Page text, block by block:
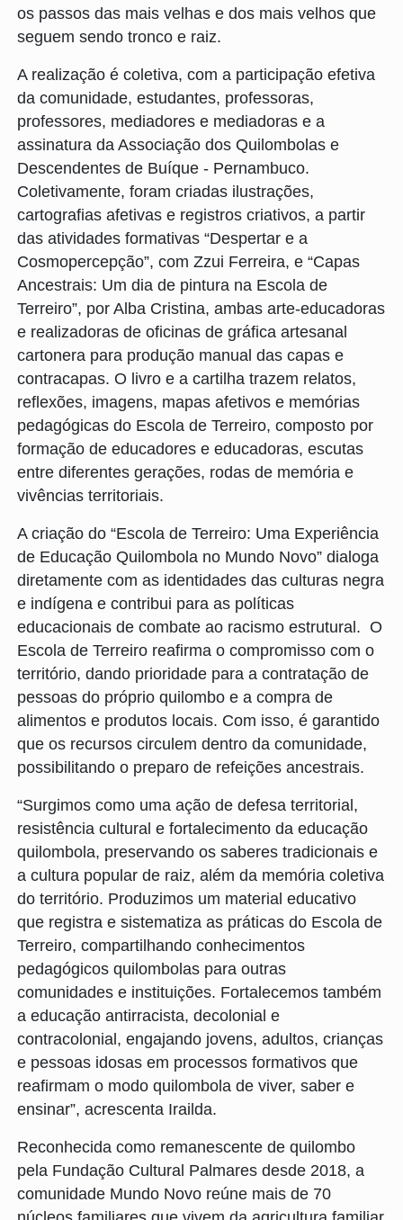
os passos das mais velhas e dos mais velhos que
seguem sendo tronco e raiz.
A realização é coletiva, com a participação efetiva
da comunidade, estudantes, professoras,
professores, mediadores e mediadoras e a
assinatura da Associação dos Quilombolas e
Descendentes de Buíque - Pernambuco.
Coletivamente, foram criadas ilustrações,
cartografias afetivas e registros criativos, a partir
das atividades formativas “Despertar e a
Cosmopercepção”, com Zzui Ferreira, e “Capas
Ancestrais: Um dia de pintura na Escola de
Terreiro”, por Alba Cristina, ambas arte-educadoras
e realizadoras de oficinas de gráfica artesanal
cartonera para produção manual das capas e
contracapas. O livro e a cartilha trazem relatos,
reflexões, imagens, mapas afetivos e memórias
pedagógicas do Escola de Terreiro, composto por
formação de educadores e educadoras, escutas
entre diferentes gerações, rodas de memória e
vivências territoriais.
A criação do “Escola de Terreiro: Uma Experiência
de Educação Quilombola no Mundo Novo” dialoga
diretamente com as identidades das culturas negra
e indígena e contribui para as políticas
educacionais de combate ao racismo estrutural. O
Escola de Terreiro reafirma o compromisso com o
território, dando prioridade para a contratação de
pessoas do próprio quilombo e a compra de
alimentos e produtos locais. Com isso, é garantido
que os recursos circulem dentro da comunidade,
possibilitando o preparo de refeições ancestrais.
“Surgimos como uma ação de defesa territorial,
resistência cultural e fortalecimento da educação
quilombola, preservando os saberes tradicionais e
a cultura popular de raiz, além da memória coletiva
do território. Produzimos um material educativo
que registra e sistematiza as práticas do Escola de
Terreiro, compartilhando conhecimentos
pedagógicos quilombolas para outras
comunidades e instituições. Fortalecemos também
a educação antirracista, decolonial e
contracolonial, engajando jovens, adultos, crianças
e pessoas idosas em processos formativos que
reafirmam o modo quilombola de viver, saber e
ensinar”, acrescenta Irailda.
Reconhecida como remanescente de quilombo
pela Fundação Cultural Palmares desde 2018, a
comunidade Mundo Novo reúne mais de 70